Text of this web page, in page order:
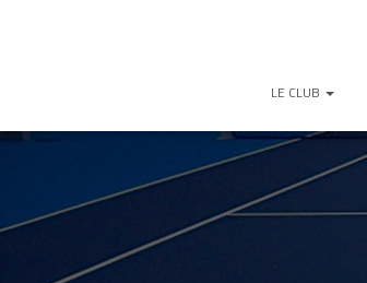
LE CLUB